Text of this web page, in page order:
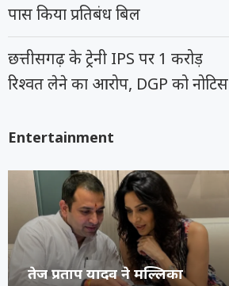
पास किया प्रतिबंध बिल
छत्तीसगढ़ के ट्रेनी IPS पर 1 करोड़
रिश्वत लेने का आरोप, DGP को नोटिस
Entertainment
अभिनेता प्रदीप रावत का 74 वर्ष